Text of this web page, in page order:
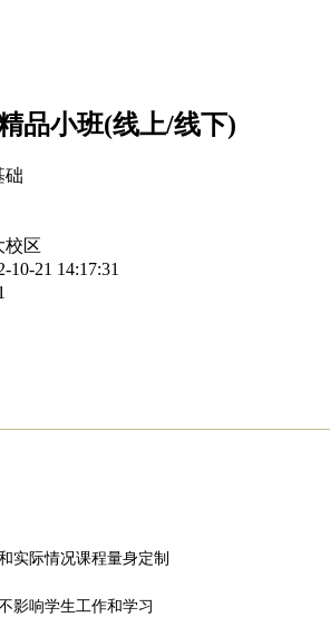
品小班(线上/线下)
础
校区
10-21 14:17:31
实际情况课程量身定制
影响学生工作和学习